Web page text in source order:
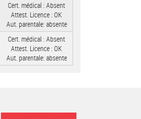
Cert. médical : Absent
Attest. Licence : OK
Aut. parentale: absente
Cert. médical : Absent
Attest. Licence : OK
Aut. parentale: absente